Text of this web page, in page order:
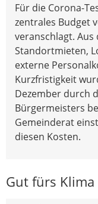
Für die Corona-
zentrales Budget
veranschlagt.
Standortmieten,
externe
Kurzfristigkeit
Dezember durch
Bürgermeisters
Gemeinderat
diesen Kosten.
Gut fürs Klima